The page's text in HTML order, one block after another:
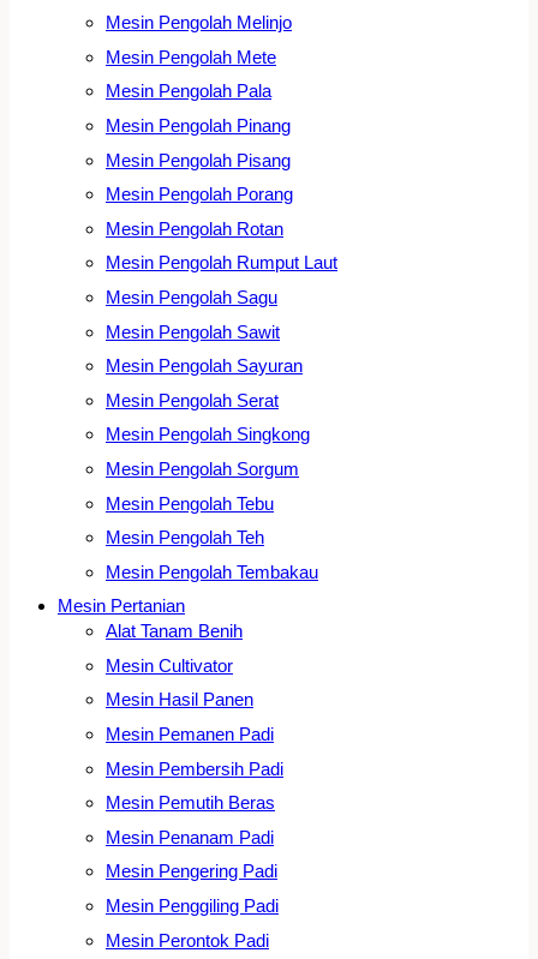
Mesin Pengolah Melinjo
Mesin Pengolah Mete
Mesin Pengolah Pala
Mesin Pengolah Pinang
Mesin Pengolah Pisang
Mesin Pengolah Porang
Mesin Pengolah Rotan
Mesin Pengolah Rumput Laut
Mesin Pengolah Sagu
Mesin Pengolah Sawit
Mesin Pengolah Sayuran
Mesin Pengolah Serat
Mesin Pengolah Singkong
Mesin Pengolah Sorgum
Mesin Pengolah Tebu
Mesin Pengolah Teh
Mesin Pengolah Tembakau
Mesin Pertanian
Alat Tanam Benih
Mesin Cultivator
Mesin Hasil Panen
Mesin Pemanen Padi
Mesin Pembersih Padi
Mesin Pemutih Beras
Mesin Penanam Padi
Mesin Pengering Padi
Mesin Penggiling Padi
Mesin Perontok Padi